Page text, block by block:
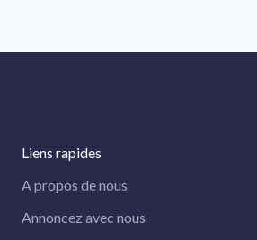
Liens rapides
A propos de nous
Annoncez avec nous